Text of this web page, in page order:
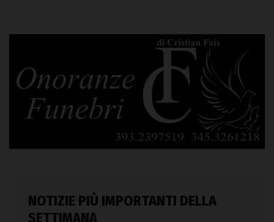
NOTIZIE PIÙ IMPORTANTI DELLA
SETTIMANA